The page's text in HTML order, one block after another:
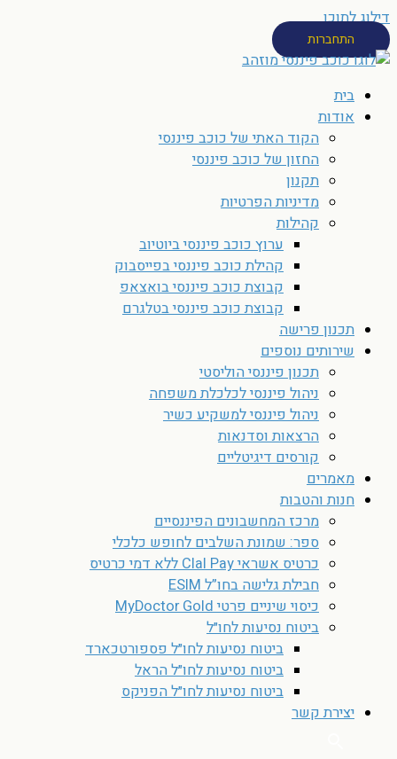
דילוג לתוכן
התחברות
בית
אודות
הקוד האתי של כוכב פיננסי
החזון של כוכב פיננסי
תקנון
מדיניות הפרטיות
קהילות
ערוץ כוכב פיננסי ביוטיוב
קהילת כוכב פיננסי בפייסבוק
קבוצת כוכב פיננסי בואצאפ
קבוצת כוכב פיננסי בטלגרם
תכנון פרישה
שירותים נוספים
תכנון פיננסי הוליסטי
ניהול פיננסי לכלכלת משפחה
ניהול פיננסי למשקיע כשיר
הרצאות וסדנאות
קורסים דיגיטליים
מאמרים
חנות והטבות
מרכז המחשבונים הפיננסיים
ספר: שמונת השלבים לחופש כלכלי
כרטיס אשראי Clal Pay ללא דמי כרטיס
חבילת גלישה בחו”ל ESIM
כיסוי שיניים פרטי MyDoctor Gold
ביטוח נסיעות לחו״ל
ביטוח נסיעות לחו״ל פספורטכארד
ביטוח נסיעות לחו״ל הראל
ביטוח נסיעות לחו״ל הפניקס
יצירת קשר